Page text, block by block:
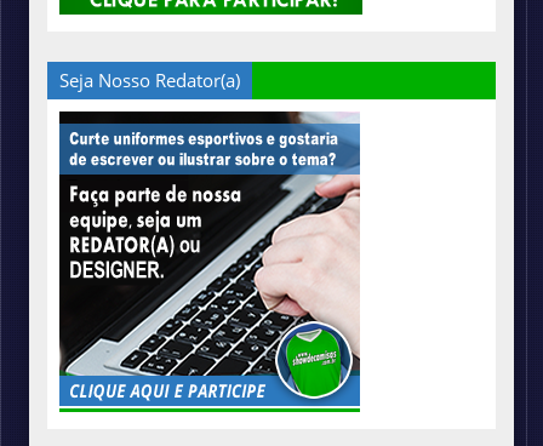
Seja Nosso Redator(a)